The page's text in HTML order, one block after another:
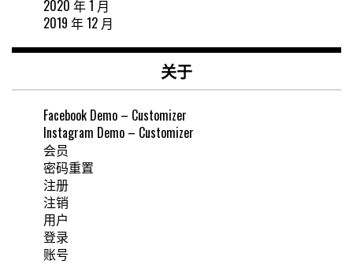
2020 年 1 月
2019 年 12 月
关于
Facebook Demo – Customizer
Instagram Demo – Customizer
会员
密码重置
注册
注销
用户
登录
账号